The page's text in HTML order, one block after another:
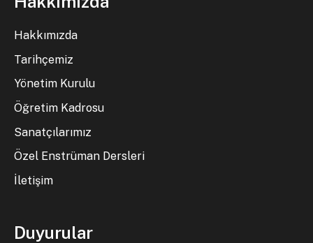
Hakkımızda
Tarihçemiz
Yönetim Kurulu
Öğretim Kadrosu
Sanatçılarımız
Özel Enstrüman Dersleri
İletişim
Duyurular